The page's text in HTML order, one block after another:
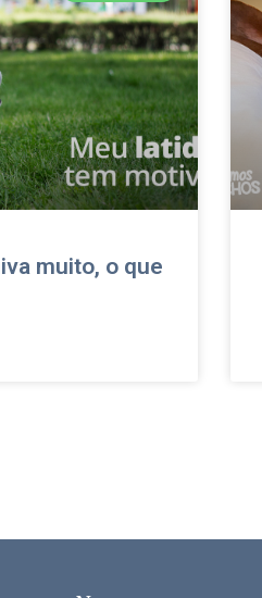
muito, o que